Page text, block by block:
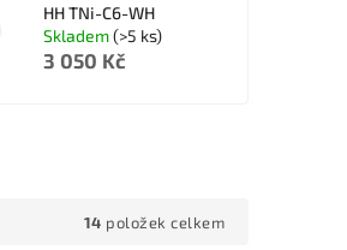
HH TNi-C6-WH
Skladem(>5 ks)
3 050 Kč
14 položek celkem